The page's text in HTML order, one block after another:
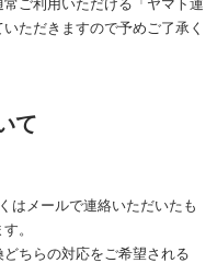
ご利用いただける「ヤマト運
ただきますので予めご了承く
て
はメールで連絡いただいたも
。
どちらの対応をご希望される